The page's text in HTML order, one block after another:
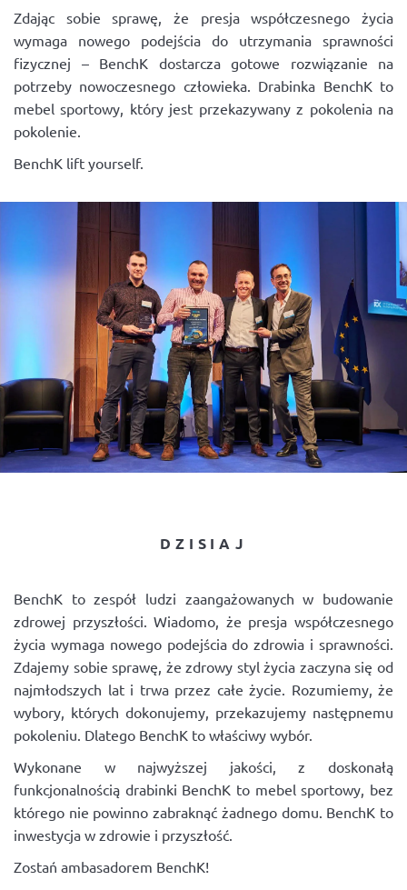
Zdając sobie sprawę, że presja współczesnego życia
wymaga nowego podejścia do utrzymania sprawności
fizycznej – BenchK dostarcza gotowe rozwiązanie na
potrzeby nowoczesnego człowieka. Drabinka BenchK to
mebel sportowy, który jest przekazywany z pokolenia na
pokolenie.
BenchK lift yourself.
DZISIAJ
BenchK to zespół ludzi zaangażowanych w budowanie
zdrowej przyszłości. Wiadomo, że presja współczesnego
życia wymaga nowego podejścia do zdrowia i sprawności.
Zdajemy sobie sprawę, że zdrowy styl życia zaczyna się od
najmłodszych lat i trwa przez całe życie. Rozumiemy, że
wybory, których dokonujemy, przekazujemy następnemu
pokoleniu. Dlatego BenchK to właściwy wybór.
Wykonane w najwyższej jakości, z doskonałą
funkcjonalnością drabinki BenchK to mebel sportowy, bez
którego nie powinno zabraknąć żadnego domu. BenchK to
inwestycja w zdrowie i przyszłość.
Zostań ambasadorem BenchK!